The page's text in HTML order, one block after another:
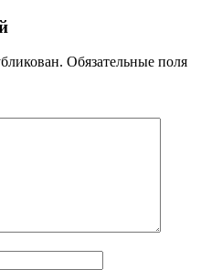
Обязательные поля